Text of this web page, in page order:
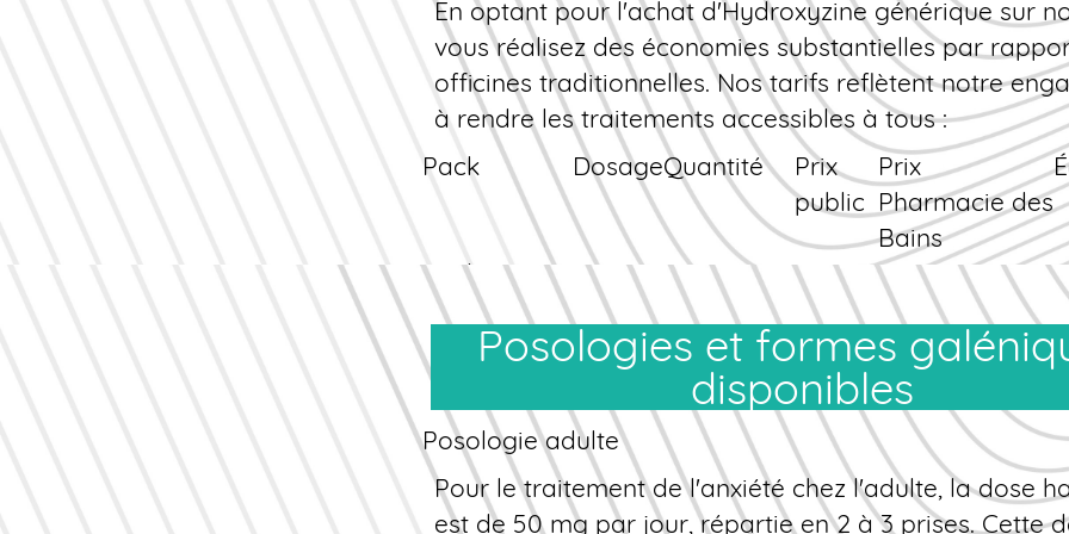
Le médicament est métabolisé principalement au
hépatique, avec formation d'un métabolite actif, la
L'élimination se fait majoritairement par voie rénale.
patients présentant une insuffisance rénale ou
ajustement posologique peut s'avérer nécessaire.
En optant pour l'achatd'Hydroxyzine générique sur
vous réalisez des économies substantielles par
officines traditionnelles. Nos tarifs reflètent notre
à rendre les traitements accessibles à tous :
Pack
DosageQuantité
Prix
public
Prix
Pharmacie des
Bains
Pack
Découverte
25 mg
30
comprimés
€18.50
€12.90
(€0.43/cp)
Pack
Standard
25 mg 60
comprimés
€35.00€22.90
(€0.38/cp)
Pack
Économique
25 mg 90
comprimés
€50.00€31.90
(€0.35/cp)
Pack
Renforcé
100 mg30
comprimés
€28.00€19.90
(€0.66/cp)
Posologies et formes galéniques
disponibles
Posologie adulte
Pour le traitement de l'anxiété chez l'adulte, la dose
est de 50 mg par jour, répartie en 2 à 3 prises. Cette